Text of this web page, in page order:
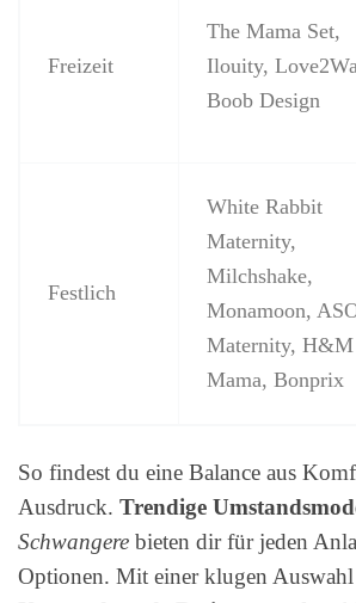
Freizeit
The Mama Set,
Ilouity,
Boob Design
Festlich
White Rabbit
Maternity,
Milchshake,
Monamoon,
Maternity, H&M
Mama, Bonprix
So findest du eine Balance aus
Ausdruck. Trendige
Schwangere bieten dir für jeden
Optionen. Mit einer klugen Auswahl